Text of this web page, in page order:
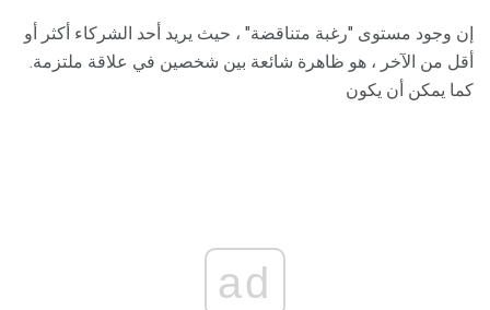
إن وجود مستوى "رغبة متناقضة" ، حيث يريد أحد الشركاء أكثر أو
أقل من الآخر ، هو ظاهرة شائعة بين شخصين في علاقة ملتزمة.
كما يمكن أن يكون
ad